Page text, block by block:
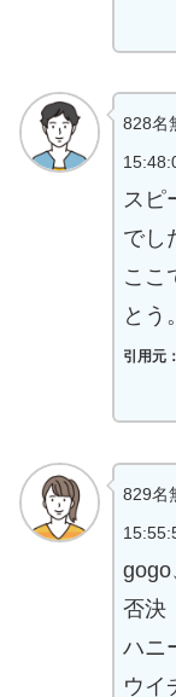
828名
スピ
でし
ここ
とう。
引用元：
829名
gogo
否決
ハニ
ウイ